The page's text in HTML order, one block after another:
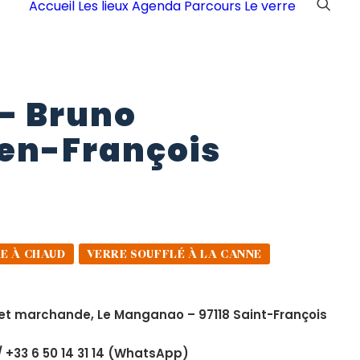
Accueil Les lieuxAgenda Parcours Le verre
Bruno
François
À CHAUD VERRE SOUFFLÉ À LA CANNE
marchande, Le Manganao – 97118 Saint-François
6 50 14 31 14 (WhatsApp)